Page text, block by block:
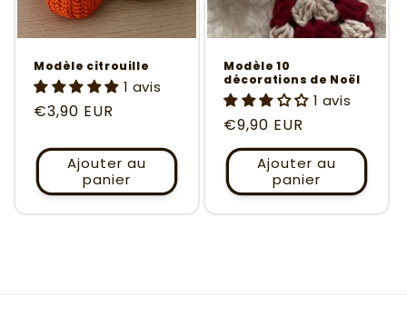
Modèle citrouille
1 avis
Prix
€3,90 EUR
Ajouter au
panier
Modèle 10
décorations de Noël
1 avis
Prix
habituel
€9,90 EUR
Ajouter au
panier